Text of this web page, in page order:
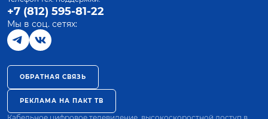
+7 (812) 595-81-22
Мы в соц. сетях:
ОБРАТНАЯ СВЯЗЬ
РЕКЛАМА НА ПАКТ ТВ